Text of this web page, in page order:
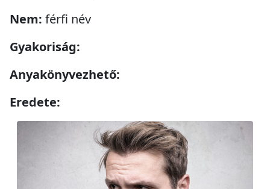
Nem: férfi név
Gyakoriság:
Anyakönyvezhető:
Eredete: